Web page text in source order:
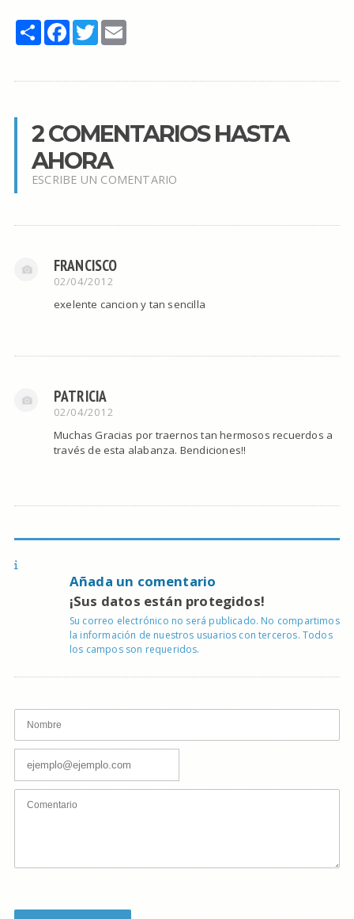
Share Facebook
TwitterEmail
2 COMENTARIOS HASTA
AHORA
ESCRIBE UN COMENTARIO
FRANCISCO
02/04/2012
exelente cancion y tan sencilla
PATRICIA
02/04/2012
Muchas Gracias por traernos tan hermosos recuerdos a
través de esta alabanza. Bendiciones!!
Añada un comentario
¡Sus datos están protegidos!
Su correo electrónico no será publicado. No compartimos
la información de nuestros usuarios con terceros. Todos
los campos son requeridos.